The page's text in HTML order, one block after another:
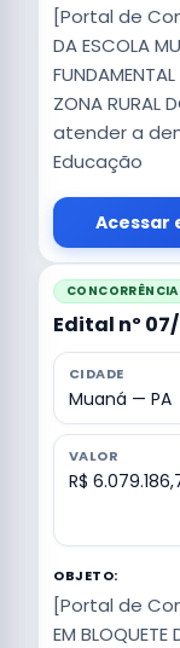
[Portal de
DA ESCOLA
ZONA RURAL
atender a
Educação
Acessar
Edital nº
CIDADE
Muaná — PA
VALOR
R$
OBJETO:
[Portal de
EM BLOQUETE